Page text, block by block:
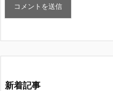
新着記事